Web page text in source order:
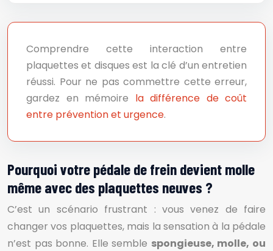
Comprendre cette interaction entre
plaquettes et disques est la clé d’un entretien
réussi. Pour ne pas commettre cette erreur,
gardez en mémoire la différence de coût
entre prévention et urgence.
Pourquoi votre pédale de frein devient molle
même avec des plaquettes neuves ?
C’est un scénario frustrant : vous venez de faire
changer vos plaquettes, mais la sensation à la pédale
n’est pas bonne. Elle semble spongieuse, molle, ou